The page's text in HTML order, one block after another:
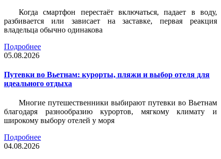
Когда смартфон перестаёт включаться, падает в воду,
разбивается или зависает на заставке, первая реакция
владельца обычно одинакова
Подробнее
05.08.2026
Путевки во Вьетнам: курорты, пляжи и выбор отеля для
идеального отдыха
Многие путешественники выбирают путевки во Вьетнам
благодаря разнообразию курортов, мягкому климату и
широкому выбору отелей у моря
Подробнее
04.08.2026